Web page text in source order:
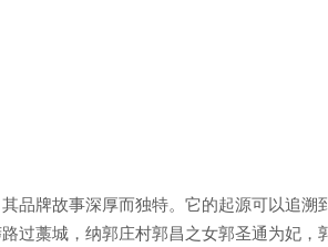
品牌故事深厚而独特。它的起源可以追溯
过藁城，纳郭庄村郭昌之女郭圣通为妃，